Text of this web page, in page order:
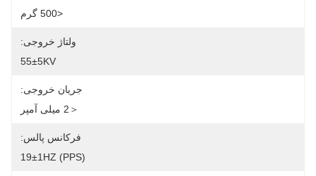
<500 گرم
ولتاژ خروجی:
55±5KV
جریان خروجی:
＜2 میلی آمپر
فرکانس پالس:
19±1HZ (PPS)